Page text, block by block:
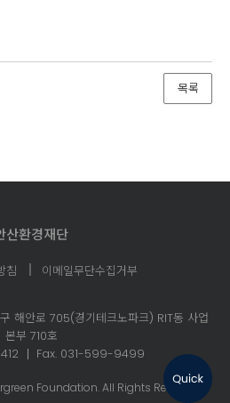
산환경재단
침 이메일무단수집거부
해안로 705(경기테크노파크) RIT동 사업
본부 710호
Fax. 031-599-9499
Foundation. All Rights Reserved.